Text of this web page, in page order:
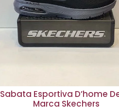
Sabata Esportiva D’home
Marca Skechers